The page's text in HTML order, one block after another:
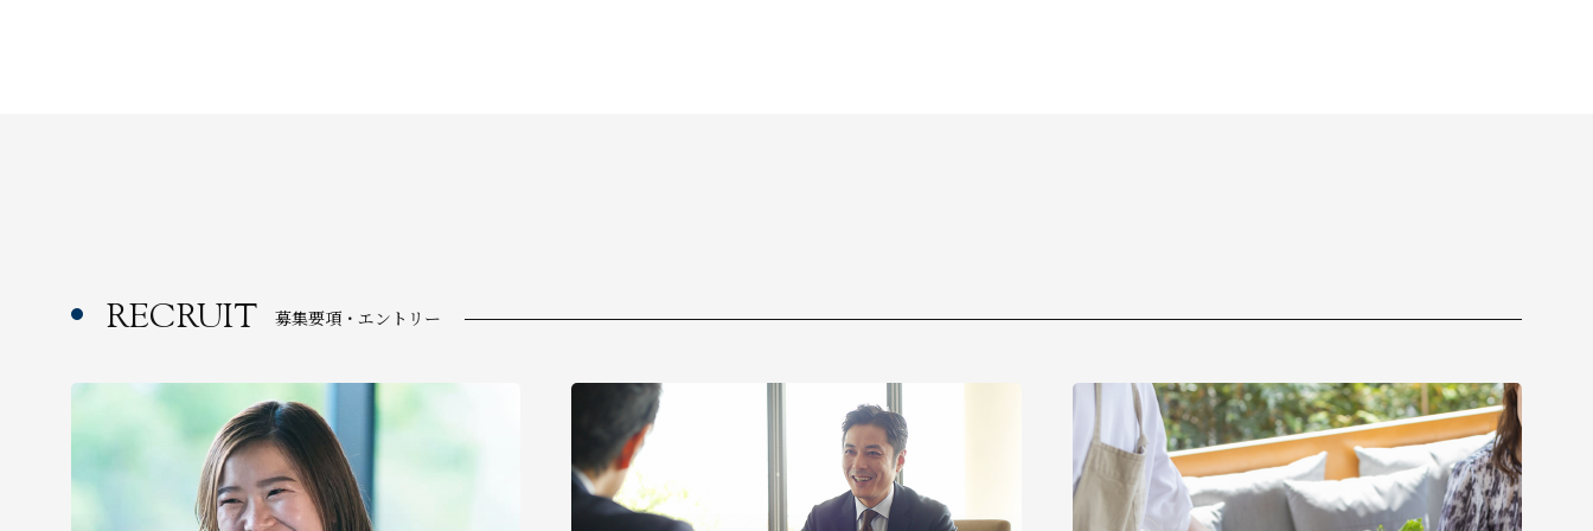
RECRUIT 募集要項・エントリー